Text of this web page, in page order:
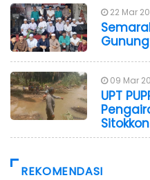
22 Mar
09 Mar
UPT
Sitokkon
REKOMENDASI